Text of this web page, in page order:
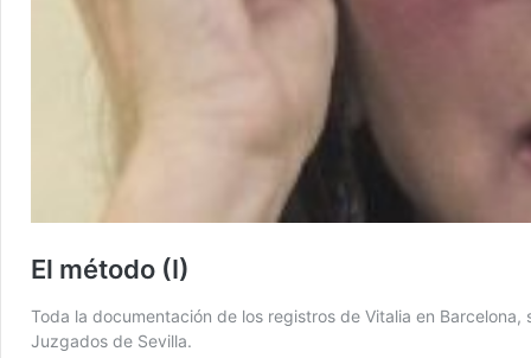
El método (I)
Toda la documentación de los registros de Vitalia en
Juzgados de Sevilla.